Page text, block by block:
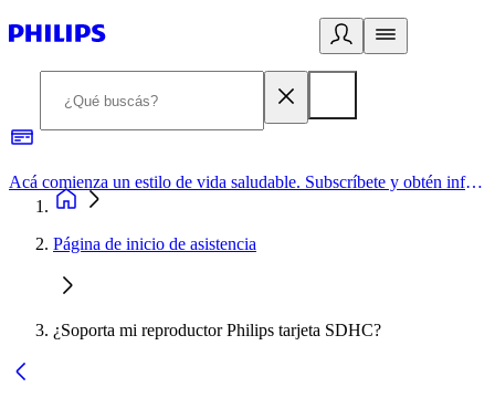
Acá comienza un estilo de vida saludable. Subscríbete y obtén información de primera mano
Página de inicio de asistencia
¿Soporta mi reproductor Philips tarjeta SDHC?